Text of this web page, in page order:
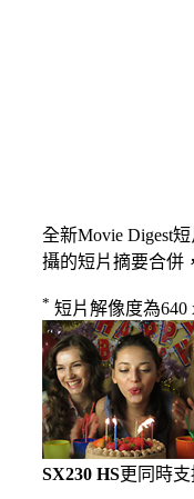
全新Movie Digest
攝的短片摘要合併
* 短片解像度為640
SX230 HS更同時